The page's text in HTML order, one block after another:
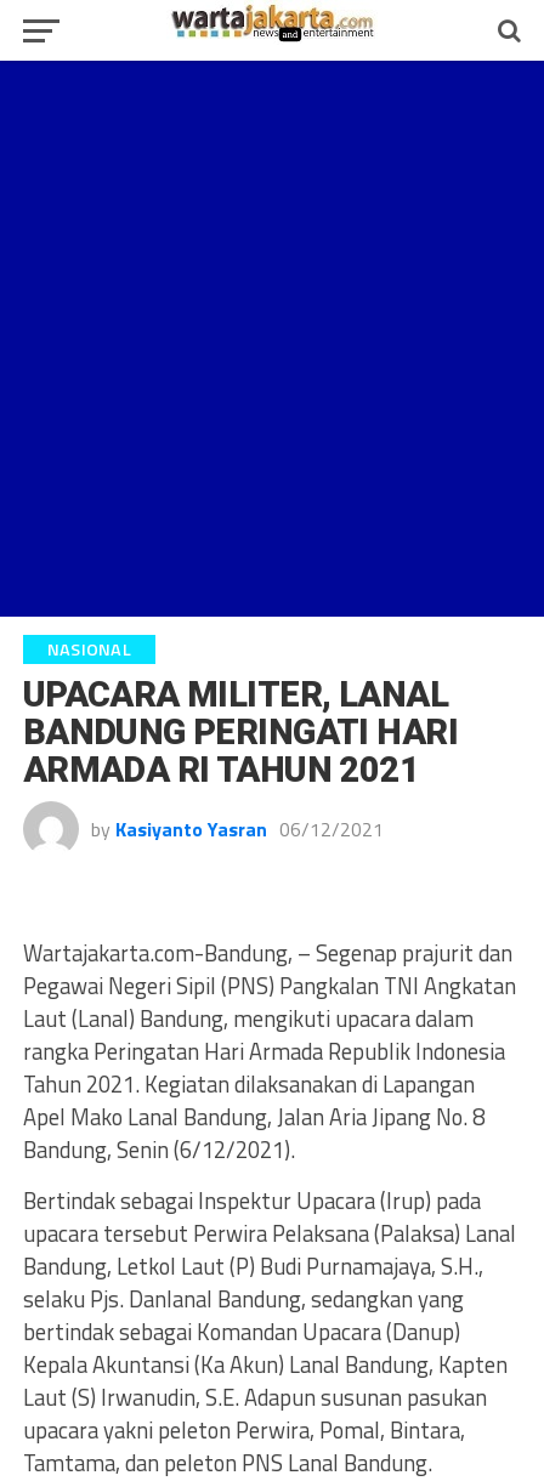
NASIONAL
UPACARA MILITER, LANAL
BANDUNG PERINGATI HARI
ARMADA RI TAHUN 2021
by Kasiyanto Yasran 06/12/2021
Wartajakarta.com-Bandung, – Segenap prajurit dan
Pegawai Negeri Sipil (PNS) Pangkalan TNI Angkatan
Laut (Lanal) Bandung, mengikuti upacara dalam
rangka Peringatan Hari Armada Republik Indonesia
Tahun 2021. Kegiatan dilaksanakan di Lapangan
Apel Mako Lanal Bandung, Jalan Aria Jipang No. 8
Bandung, Senin (6/12/2021).
Bertindak sebagai Inspektur Upacara (Irup) pada
upacara tersebut Perwira Pelaksana (Palaksa) Lanal
Bandung, Letkol Laut (P) Budi Purnamajaya, S.H.,
selaku Pjs. Danlanal Bandung, sedangkan yang
bertindak sebagai Komandan Upacara (Danup)
Kepala Akuntansi (Ka Akun) Lanal Bandung, Kapten
Laut (S) Irwanudin, S.E. Adapun susunan pasukan
upacara yakni peleton Perwira, Pomal, Bintara,
Tamtama, dan peleton PNS Lanal Bandung.